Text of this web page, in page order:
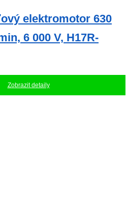
elektromotor 630
6 000 V, H17R-
Zobrazit detaily